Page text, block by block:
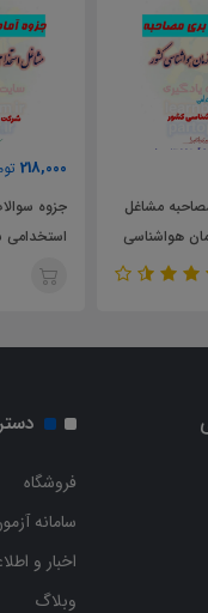
مشاغل
هواشناسی
218,000
جزوه
توانیر
فروشگاه
سامانه
اخبار و
وبلاگ